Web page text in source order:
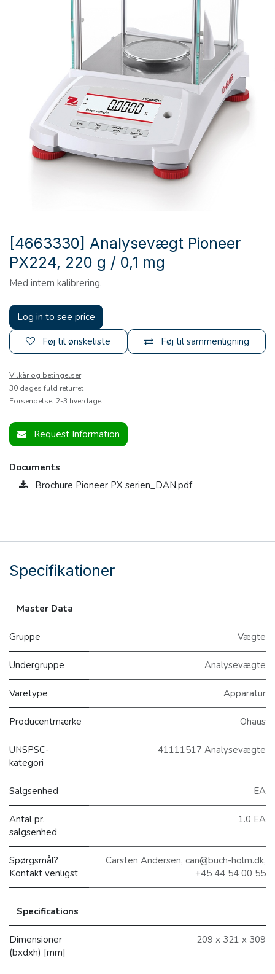
[4663330] Analysevægt Pioneer
PX224, 220 g / 0,1 mg
Med intern kalibrering.
Log in to see price
Føj til sammenligning
Føj til ønskeliste
Vilkår og betingelser
30 dages fuld returret
Forsendelse: 2-3 hverdage
Request Information
Documents
Brochure Pioneer PX serien_DAN.pdf
Specifikationer
Master Data
Gruppe Vægte
Undergruppe Analysevægte
Varetype Apparatur
Producentmærke Ohaus
UNSPSC-
kategori
41111517 Analysevægte
Salgsenhed EA
Antal pr.
salgsenhed
1.0 EA
Spørgsmål?
Kontakt venligst
Carsten Andersen, can@buch-holm.dk,
+45 44 54 00 55
Specifications
Dimensioner
(bxdxh) [mm]
209 x 321 x 309